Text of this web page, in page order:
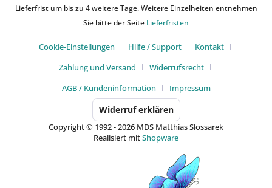
Lieferfrist um bis zu 4 weitere Tage. Weitere Einzelheiten entnehmen
Sie bitte der Seite Lieferfristen
Cookie-Einstellungen Hilfe / Support
Kontakt
Zahlung und Versand
Widerrufsrecht
AGB / Kundeninformation
Impressum
Widerruf erklären
Copyright © 1992 - 2026 MDS Matthias Slossarek
Realisiert mitShopware